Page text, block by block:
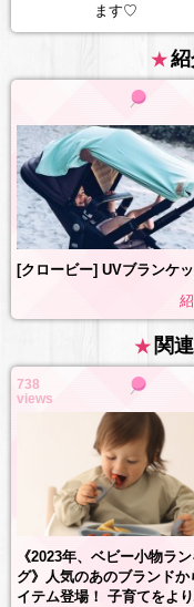
ます♡
[クロービー] UVブランケ
関
738
views
《2023年、ベビー小物ラ
グ》人気のあのブランドか
イテム登場！ 子育てをよ